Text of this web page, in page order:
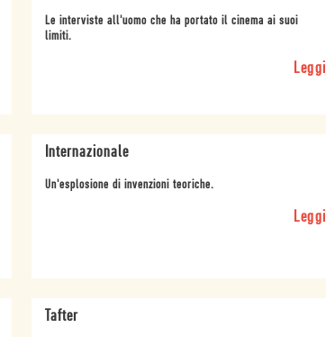
Le interviste all'uomo che ha portato il cinema ai suoi
limiti.
Leggi
Internazionale
Un'esplosione di invenzioni teoriche.
Leggi
Tafter